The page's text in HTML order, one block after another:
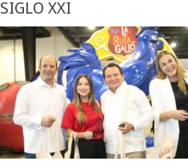
SIGLO XXI